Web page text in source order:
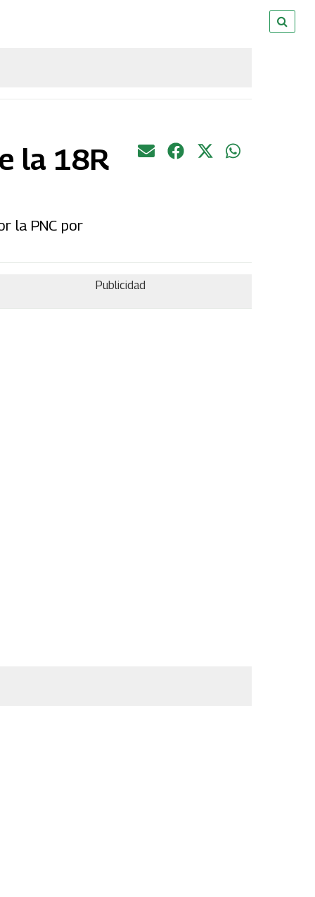
la 18R
la PNC por
Publicidad